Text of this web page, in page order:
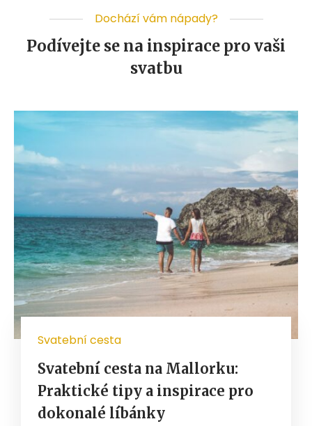
Dochází vám nápady?
Podívejte se na inspirace pro vaši
svatbu
Svatební cesta
Svatební cesta na Mallorku:
Praktické tipy a inspirace pro
dokonalé líbánky